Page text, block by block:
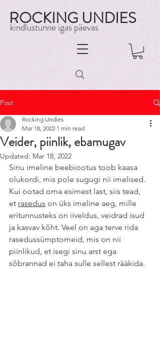
ROCKING UNDIES
kindlustunne igas päevas
Post
Veider, piinlik, ebamugav
Rocking Undies
Mar 18, 2022 1 min read
Updated: Mar 18, 2022
Sinu imeline beebiootus toob kaasa
olukordi, mis pole sugugi nii imelised.
Kui ootad oma esimest last, siis tead,
et rasedus on üks imeline aeg, mille
eritunnusteks on iiveldus, veidrad isud
ja kasvav kõht. Veel on aga terve rida
rasedussümptomeid, mis on nii
piinlikud, et isegi sinu arst ega
sõbrannad ei taha sulle sellest rääkida.